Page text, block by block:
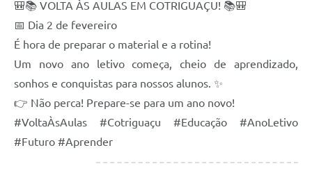
Contas Públicas
Editais
Links
Serviços Online
Telefones Úteis
🎒📚 VOLTA ÀS AULAS EM COTRIGUAÇU! 📚🎒
📅 Dia 2 de fevereiro
É hora de preparar o material e a rotina!
Um novo ano letivo começa, cheio de aprendizado,
sonhos e conquistas para nossos alunos. ✨
👉 Não perca! Prepare-se para um ano novo!
#VoltaÀsAulas #Cotriguaçu #Educação #AnoLetivo
#Futuro #Aprender